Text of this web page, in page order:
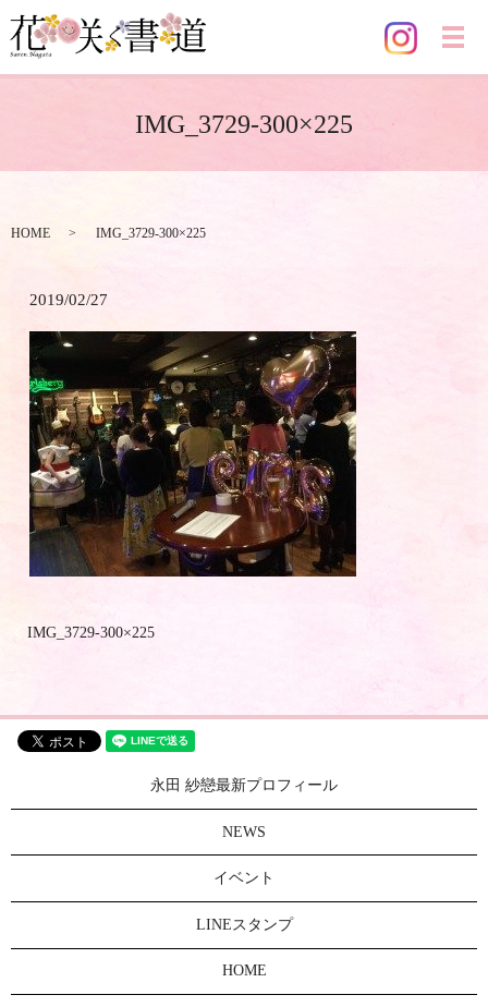
メ
IMG_3729-300×225
HOME IMG_3729-300×225
2019/02/27
IMG_3729-300×225
永田 紗戀最新プロフィール
NEWS
イベント
LINEスタンプ
HOME